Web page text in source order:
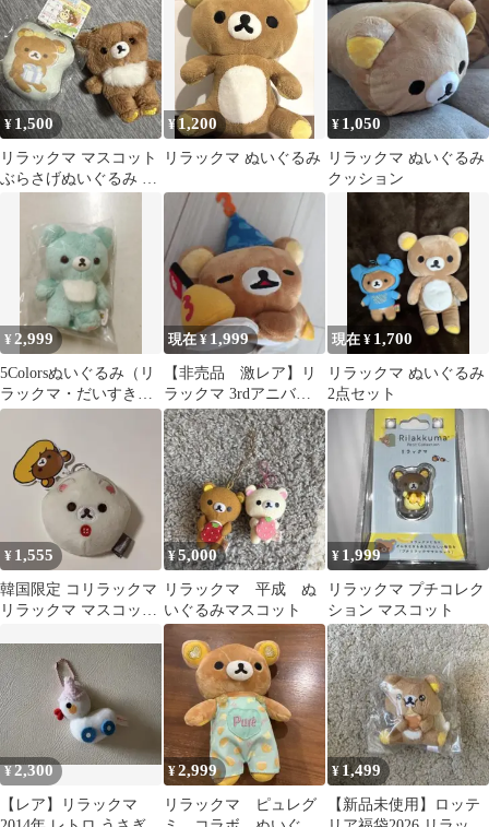
ックス ガチャ
¥ 1,500
リラックマ マスコット
ぶらさげぬいぐるみ キ
¥1,200
リラックマ ぬいぐるみ
¥ 1,050
リラックマ ぬいぐるみ
クッション
¥2,999
5Colorsぬいぐるみ（リ
ラックマ・だいすきな
森のお友達）ミントグ
リーン
現在 ¥1,999
【非売品 激レア】リ
ラックマ 3rdアニバー
サリー ぬいぐるみ
現在 ¥ 1,700
リラックマ ぬいぐるみ
2点セット
¥ 1,555
韓国限定 コリラックマ
リラックマ マスコット
¥5,000
リラックマ 平成 ぬ
いぐるみマスコット
¥ 1,999
リラックマ プチコレク
ション マスコット
¥2,300
【レア】リラックマ
¥2,999
リラックマ ピュレグ
¥ 1,499
【新品未使用】ロッテ